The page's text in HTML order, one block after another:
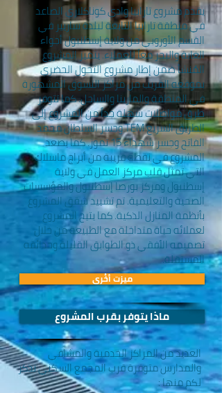
يقدم مشروع تارابيا وادي كوناكلاري الصاعد
في منطقة تارابيا التابعة لبلدة ساريير في
القسم الأوروبي من ولاية إسطنبول أجواء
الغابة والبحر معاً للعملاء. يتميز المشروع
المُنشأ ضمن إطار مشروع التحول الحضري
بموقعه القريب من مراكز التسوق المشهورة
في المنطقة والمارينا والساحل. كما تتوفر
طرق مواصلات سهلة جداً من المشروع إلى
الطريق السريع TEM وجسر السلطان محمد
الفاتح وجسر شهداء 15 تموز. كما يصعد
المشروع في نقطة قريبة من أبراج ماسلاك
التي تمثل قلب مركز العمل في ولاية
إسطنبول ومركز بورصا إسطنبول والمؤسسات
الصحية والتعليمية. تم تشييد شقق المشروع
بأنظمة المنازل الذكية. كما يتيح المشروع
لعملائه حياة متداخلة مع الطبيعة من خلال
تصميمه الأفقي ذو الطوابق القليلة وحدائقه
المستقلة.
ماذا يتوفر بقرب المشروع
ميزت أخُرى
العديد من المراكز الخدمية والمشافي
والمدارس متوفرة قرب المجمع السكني نذكر
لكم منها :